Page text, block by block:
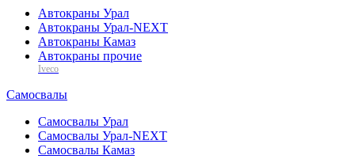
Автокраны Урал
Автокраны Урал-NEXT
Автокраны Камаз
Автокраны прочие
Iveco
Самосвалы
Самосвалы Урал
Самосвалы Урал-NEXT
Самосвалы Камаз